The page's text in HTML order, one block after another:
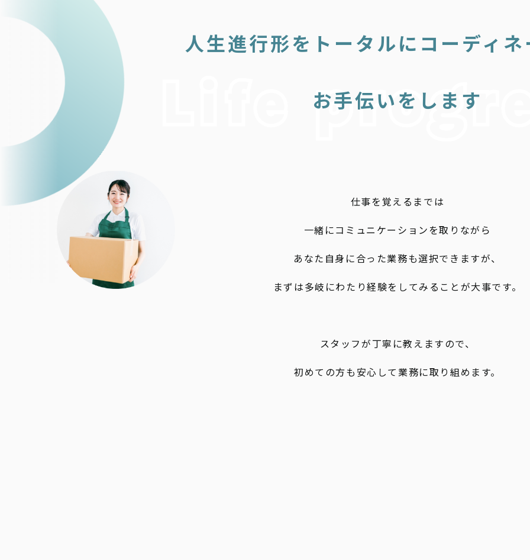
人生進行形をトータルにコーディ
お手伝いをします
仕事を覚えるまでは
一緒にコミュニケーションを取りながら
あなた自身に合った業務も選択できますが、
まずは多岐にわたり経験をしてみることが大事です。
スタッフが丁寧に教えますので、
初めての方も安心して業務に取り組めます。